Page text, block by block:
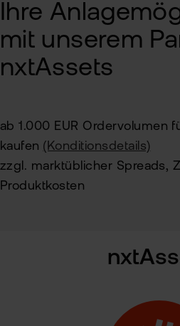
Ihre
mit unserem
nxtAssets
ab 1.000 EUR Ordervolumen
kaufen (Konditionsdetails)
zzgl. marktüblicher Spreads,
Produktkosten